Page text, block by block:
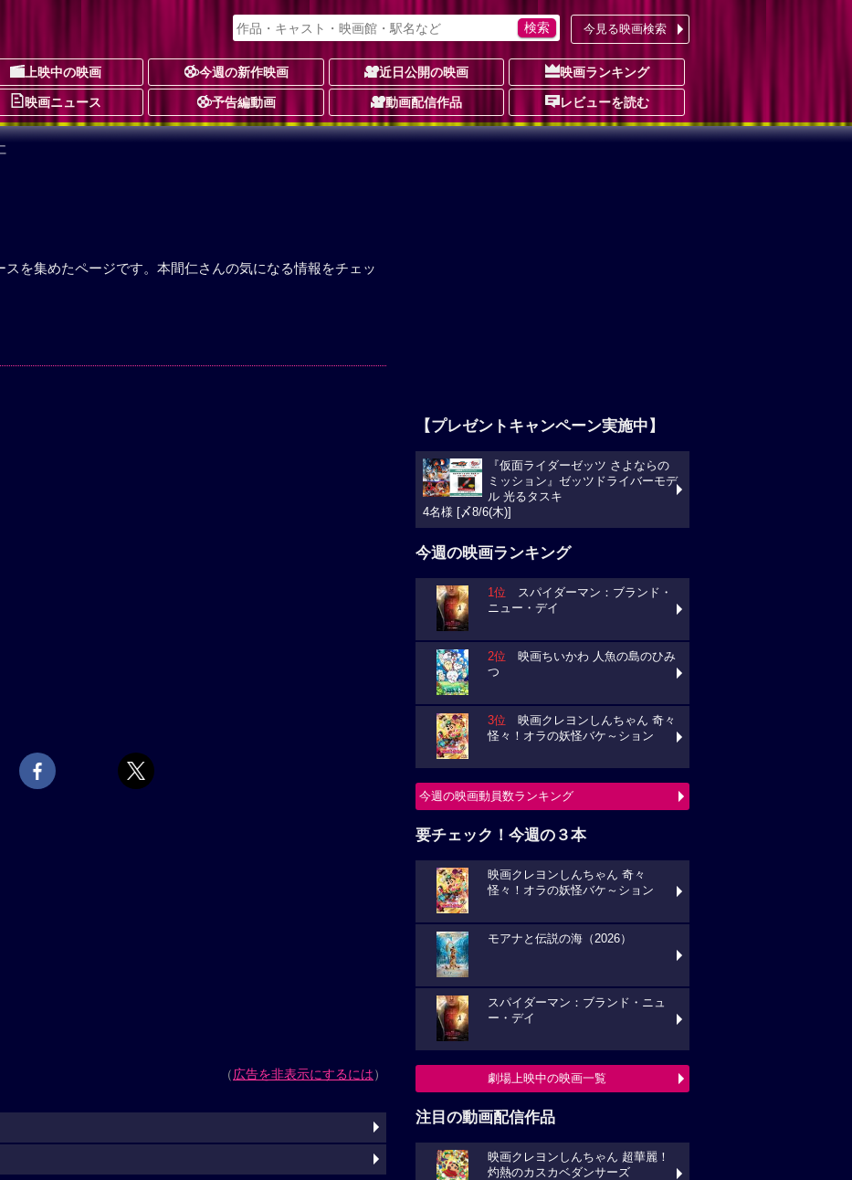
今見る映画検索
上映中の映画 今週の新作映画 近日公開の映画 映画ランキング
映画ニュース 予告編動画 動画配信作品 レビューを読む
を集めたページです。本間仁さんの気になる情報をチェッ
（広告を非表示にするには）
【プレゼントキャンペーン実施中】
『仮面ライダーゼッツ さよならの
ミッション』ゼッツドライバーモデ
ル 光るタスキ
4名様 [〆8/6(木)]
今週の映画ランキング
1位 スパイダーマン：ブランド・
ニュー・デイ
2位 映画ちいかわ 人魚の島のひみ
つ
3位 映画クレヨンしんちゃん 奇々
怪々！オラの妖怪バケ～ション
今週の映画動員数ランキング
要チェック！今週の３本
映画クレヨンしんちゃん 奇々
怪々！オラの妖怪バケ～ション
モアナと伝説の海（2026）
スパイダーマン：ブランド・ニュ
ー・デイ
劇場上映中の映画一覧
注目の動画配信作品
映画クレヨンしんちゃん 超華麗！
灼熱のカスカベダンサーズ